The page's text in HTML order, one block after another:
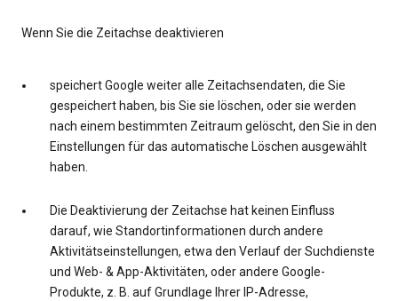
Wenn Sie die Zeitachse deaktivieren
speichert Google weiter alle Zeitachsendaten, die Sie
gespeichert haben, bis Sie sie löschen, oder sie werden
nach einem bestimmten Zeitraum gelöscht, den Sie in den
Einstellungen für das automatische Löschen ausgewählt
haben.
Die Deaktivierung der Zeitachse hat keinen Einfluss
darauf, wie Standortinformationen durch andere
Aktivitätseinstellungen, etwa den Verlauf der Suchdienste
und Web- & App-Aktivitäten, oder andere Google-
Produkte, z. B. auf Grundlage Ihrer IP-Adresse,